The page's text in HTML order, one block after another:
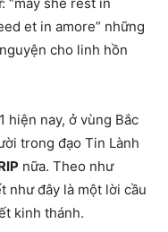
et in amore” những
cho linh hồn
hiện nay, ở vùng Bắc
trong đạo Tin Lành
nữa. Theo như
như đây là một lời cầu
kinh thánh.